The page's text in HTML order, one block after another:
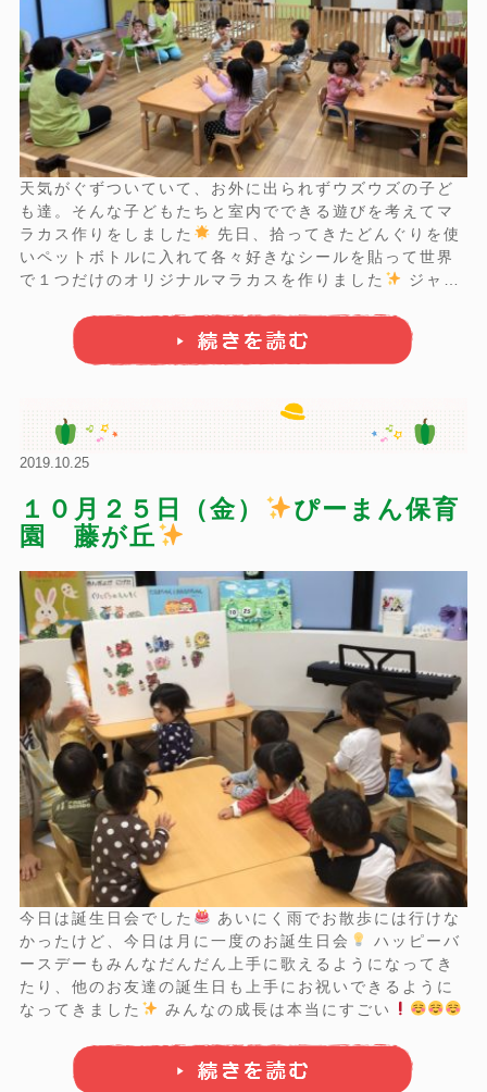
天気がぐずついていて、お外に出られずウズウズの子ど
も達。そんな子どもたちと室内でできる遊びを考えてマ
ラカス作りをしました
いペットボトルに入れて各々好きなシールを貼って世界
で１つだけのオリジナルマラカスを作りました
も。。笑 この後、音楽に合わせてダンスもしました
2019.10.25
１０月２５日（金）
ぴーまん保育
園 藤が丘
今日は誕生日会でした
かったけど、今日は月に一度のお誕生日会
ハッピーバ
ースデーもみんなだんだん上手に歌えるようになってき
たり、他のお友達の誕生日も上手にお祝いできるように
なってきました
みんなの成長は本当にすごい